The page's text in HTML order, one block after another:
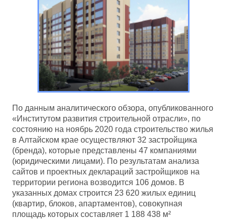
По данным аналитического обзора, опубликованного
«Институтом развития строительной отрасли», по
состоянию на ноябрь 2020 года строительство жилья
в Алтайском крае осуществляют 32 застройщика
(бренда), которые представлены 47 компаниями
(юридическими лицами). По результатам анализа
сайтов и проектных деклараций застройщиков на
территории региона возводится 106 домов. В
указанных домах строится 23 620 жилых единиц
(квартир, блоков, апартаментов), совокупная
площадь которых составляет 1 188 438 м²